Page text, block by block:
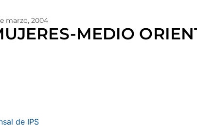
marzo, 2004
MEDIO
de IPS